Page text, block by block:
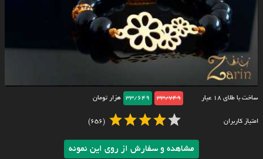
ساخت با طلای ۱۸ عیار 33/749
33/649 هزار تومان
امتیاز کاربران (656)
مشاهده و سفارش از روی این نمونه